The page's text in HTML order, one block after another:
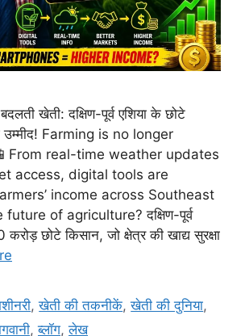
खेती: दक्षिण-पूर्व एशिया के छोटे
उम्मीद! Farming is no longer
real-time weather updates
access, digital tools are
income across Southeast
of agriculture? दक्षिण-पूर्व
छोटे किसान, जो क्षेत्र की खाद्य सुरक्षा
,खेती की तकनीकें,खेती की दुनिया,
,ब्लॉग,लेख